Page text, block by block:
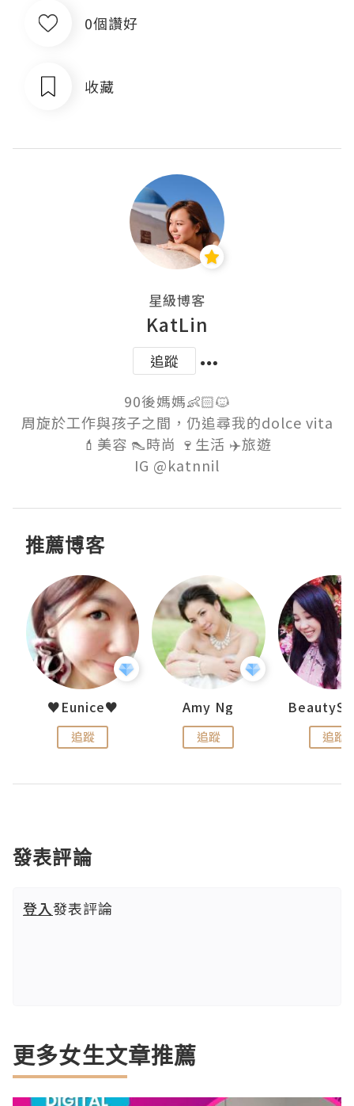
0個讚好
收藏
星級博客
KatLin
追蹤
90後媽媽👶🏻🐱
周旋於工作與孩子之間，仍追尋我的dolce vita
💄美容 👠時尚 🍷生活 ✈️旅遊
推薦博客
♥Eunice♥
追蹤
Amy Ng
追蹤 追蹤
發表評論
登入發表評論
更多女生文章推薦